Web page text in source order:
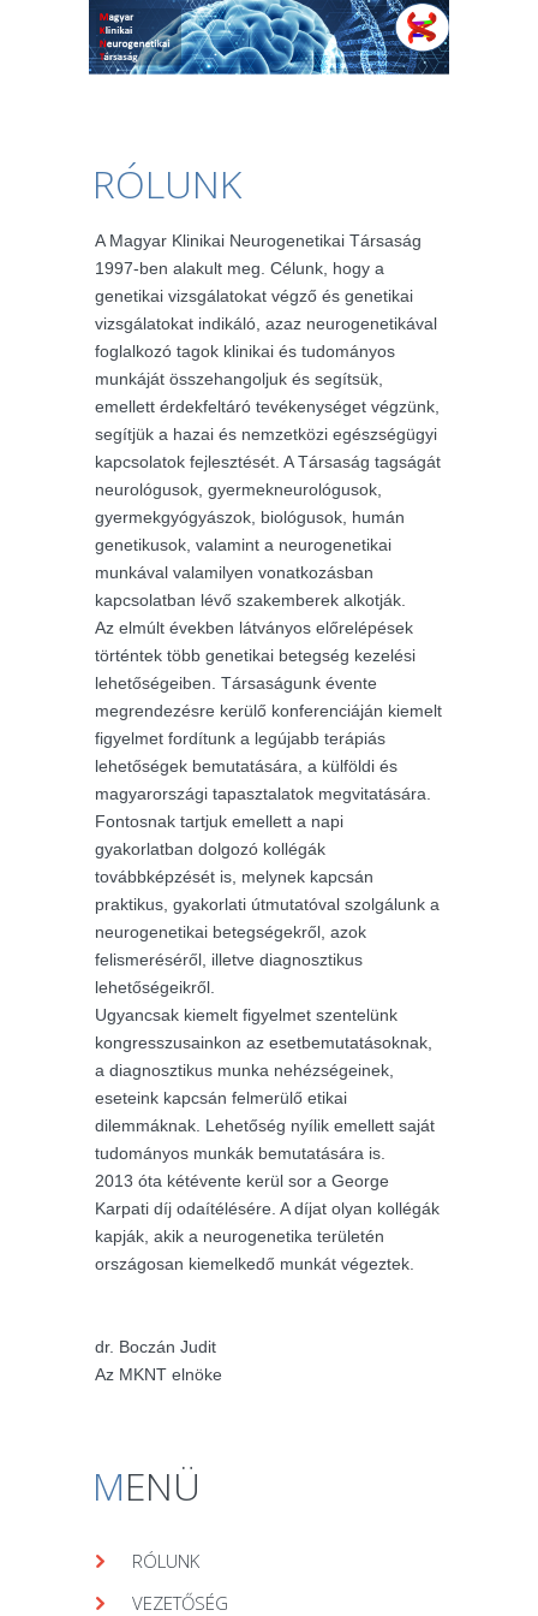
RÓLUNK
A Magyar Klinikai Neurogenetikai Társaság
1997-ben alakult meg. Célunk, hogy a
genetikai vizsgálatokat végző és genetikai
vizsgálatokat indikáló, azaz neurogenetikával
foglalkozó tagok klinikai és tudományos
munkáját összehangoljuk és segítsük,
emellett érdekfeltáró tevékenységet végzünk,
segítjük a hazai és nemzetközi egészségügyi
kapcsolatok fejlesztését. A Társaság tagságát
neurológusok, gyermekneurológusok,
gyermekgyógyászok, biológusok, humán
genetikusok, valamint a neurogenetikai
munkával valamilyen vonatkozásban
kapcsolatban lévő szakemberek alkotják.
Az elmúlt években látványos előrelépések
történtek több genetikai betegség kezelési
lehetőségeiben. Társaságunk évente
megrendezésre kerülő konferenciáján kiemelt
figyelmet fordítunk a legújabb terápiás
lehetőségek bemutatására, a külföldi és
magyarországi tapasztalatok megvitatására.
Fontosnak tartjuk emellett a napi
gyakorlatban dolgozó kollégák
továbbképzését is, melynek kapcsán
praktikus, gyakorlati útmutatóval szolgálunk a
neurogenetikai betegségekről, azok
felismeréséről, illetve diagnosztikus
lehetőségeikről.
Ugyancsak kiemelt figyelmet szentelünk
kongresszusainkon az esetbemutatásoknak,
a diagnosztikus munka nehézségeinek,
eseteink kapcsán felmerülő etikai
dilemmáknak. Lehetőség nyílik emellett saját
tudományos munkák bemutatására is.
2013 óta kétévente kerül sor a George
Karpati díj odaítélésére. A díjat olyan kollégák
kapják, akik a neurogenetika területén
országosan kiemelkedő munkát végeztek.
dr. Boczán Judit
Az MKNT elnöke
MENÜ
RÓLUNK
VEZETŐSÉG